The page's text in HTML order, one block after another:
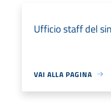
Ufficio staff del
VAI ALLA PAGINA